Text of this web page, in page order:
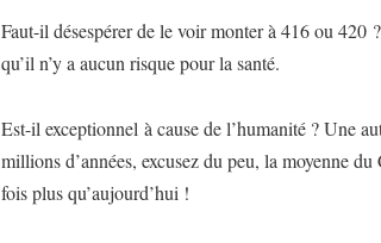
Faut-il désespérer de le voir monter à 416 ou
qu’il n’y a aucun risque pour la santé.
Est-il exceptionnel à cause de l’humanité ? Une
millions d’années, excusez du peu, la moyenne
fois plus qu’aujourd’hui !